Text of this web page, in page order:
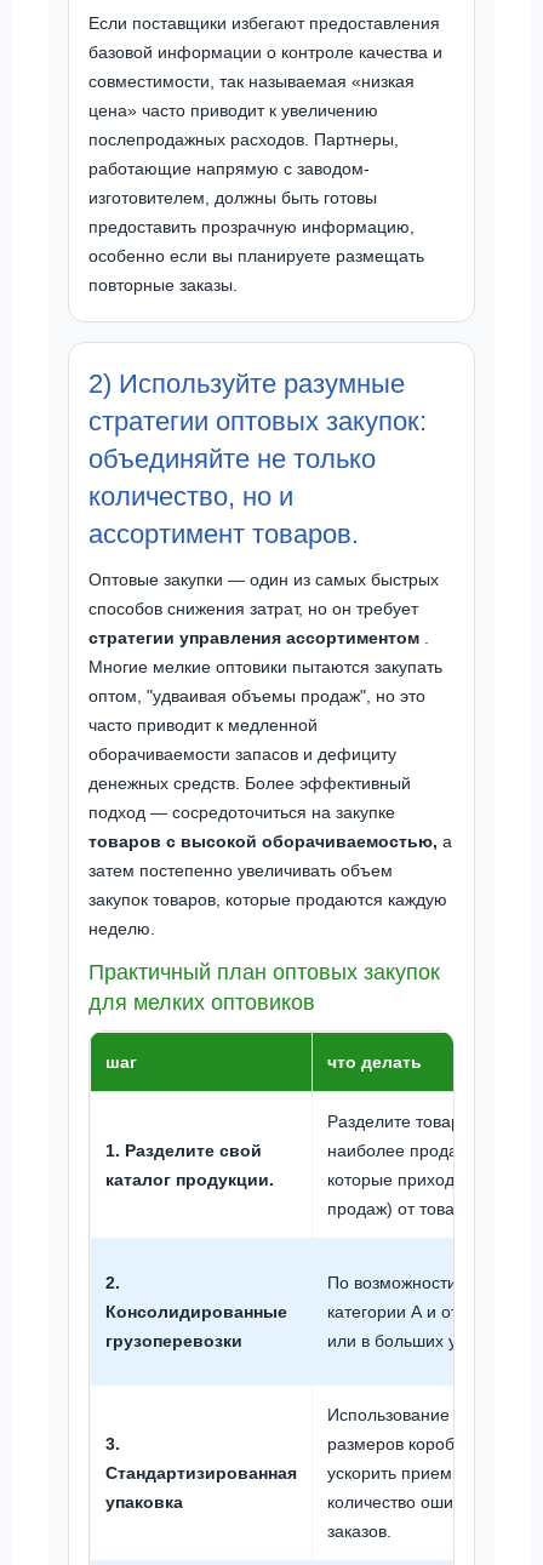
Если поставщики избегают предоставления
базовой информации о контроле качества и
совместимости, так называемая «низкая
цена» часто приводит к увеличению
послепродажных расходов. Партнеры,
работающие напрямую с заводом-
изготовителем, должны быть готовы
предоставить прозрачную информацию,
особенно если вы планируете размещать
повторные заказы.
2) Используйте разумные
стратегии оптовых закупок:
объединяйте не только
количество, но и
ассортимент товаров.
Оптовые закупки — один из самых быстрых
способов снижения затрат, но он требует
стратегии управления ассортиментом
Многие мелкие оптовики пытаются закупать
оптом, "удваивая объемы продаж", но это
часто приводит к медленной
оборачиваемости запасов и дефициту
денежных средств. Более эффективный
подход — сосредоточиться на закупке
товаров с высокой оборачиваемостью, а
затем постепенно увеличивать объем
закупок товаров, которые продаются каждую
неделю.
Практичный план оптовых закупок
для мелких оптовиков
шаг что делать
1. Разделите свой
каталог продукции.
Разделите товары
наиболее продаваемых
которые приходится
продаж) от товаров
2.
Консолидированные
грузоперевозки
По возможности
категории А и
или в больших упаковках.
3.
Стандартизированная
упаковка
Использование
размеров коробок и
ускорить приемку и
количество ошибок при
заказов.